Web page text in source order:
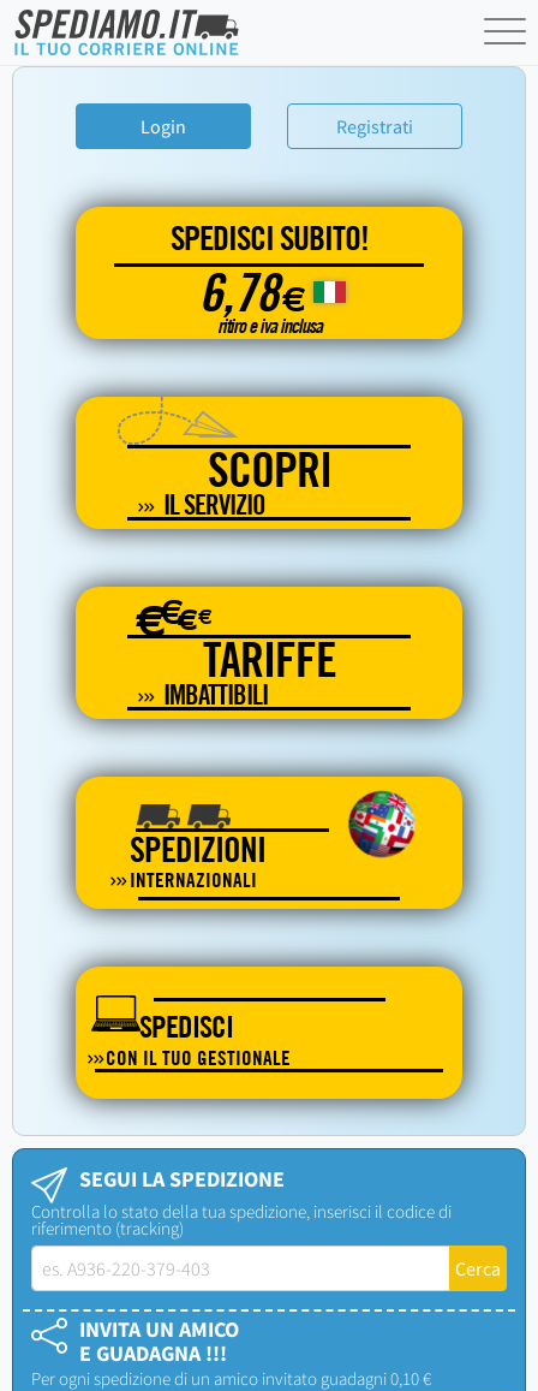
Login Registrati
SPEDISCI SUBITO!
6,78€
ritiro e iva inclusa
SCOPRI
IL SERVIZIO
€€€€
TARIFFE
IMBATTIBILI
SPEDIZIONI
INTERNAZIONALI
SPEDISCI
CON IL TUO GESTIONALE
SEGUI LA SPEDIZIONE
Controlla lo stato della tua spedizione, inserisci il codice di
riferimento (tracking)
INVITA UN AMICO
E GUADAGNA !!!
Per ogni spedizione di un amico invitato guadagni 0,10 €